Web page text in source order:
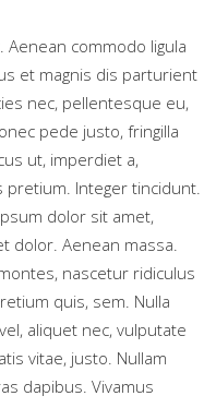
commodo ligula
et magnis dis parturient
nec, pellentesque eu,
pede justo, fringilla
ut, imperdiet a,
pretium. Integer tincidunt.
dolor sit amet,
dolor. Aenean massa.
nascetur ridiculus
quis, sem. Nulla
aliquet nec, vulputate
vitae, justo. Nullam
dapibus. Vivamus